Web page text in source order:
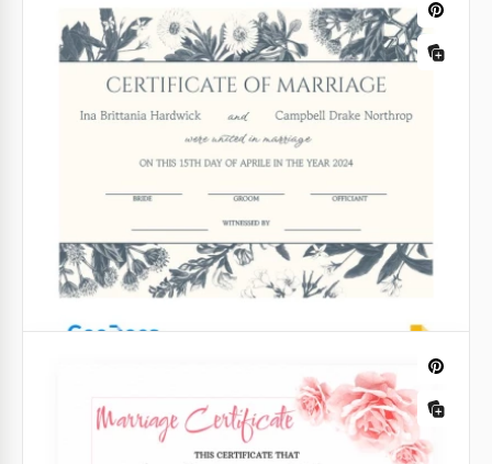
Certidão de Casamento
Se você gostaria de selecionar o design para o
Certificado de Casamento, ficaremos felizes em
ajudá-lo! Este modelo único, gratuito e fácil de usar
é perfeito para suas necessidades.
Google Docs
Certificado de Casamento Floral